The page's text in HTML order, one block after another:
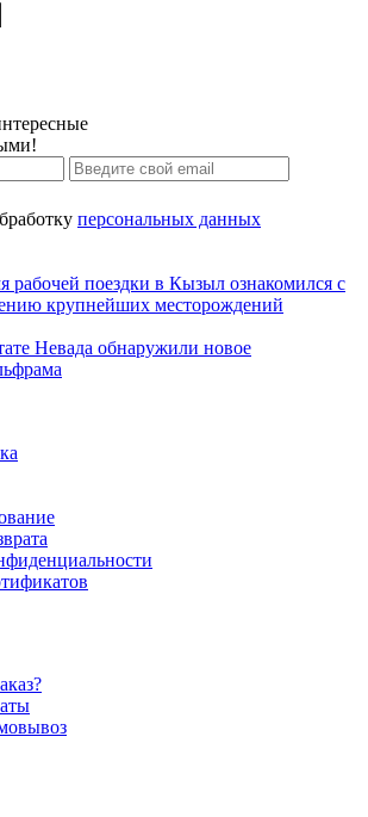
персональных данных
поездки в Кызыл ознакомился с
крупнейших месторождений
Невада обнаружили новое